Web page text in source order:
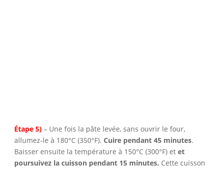
Étape 5) – Une fois la pâte levée, sans ouvrir le four,
allumez-le à 180°C (350°F). Cuire pendant 45 minutes.
Baisser ensuite la température à 150°C (300°F) et et
poursuivez la cuisson pendant 15 minutes. Cette cuisson